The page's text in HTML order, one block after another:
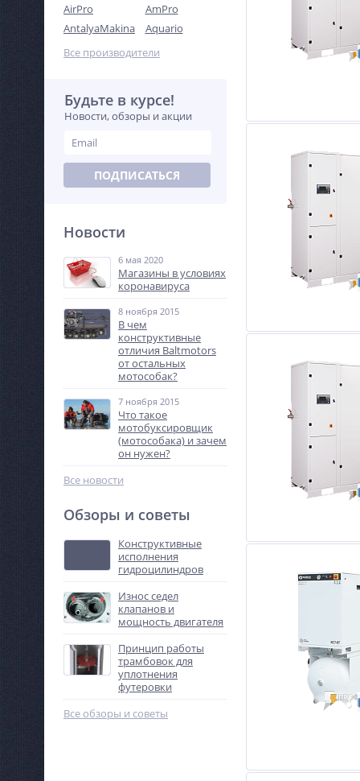
AirPro
AmPro
AntalyaMakina
Aquario
Все производители
Будьте в курсе!
Новости, обзоры и акции
ПОДПИСАТЬСЯ
Новости
6 мая 2020
Магазины в условиях
коронавируса
8 ноября 2015
В чем
конструктивные
отличия Baltmotors
от остальных
мотособак?
7 ноября 2015
Что такое
мотобуксировщик
(мотособака) и зачем
он нужен?
Все новости
Обзоры и советы
Конструктивные
исполнения
гидроцилиндров
Износ седел
клапанов и
мощность двигателя
Принцип работы
трамбовок для
уплотнения
футеровки
Все обзоры и советы